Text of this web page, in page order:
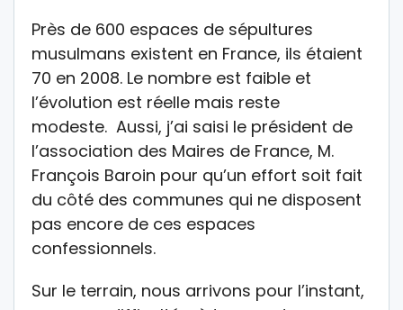
Près de 600 espaces de sépultures
musulmans existent en France, ils étaient
70 en 2008. Le nombre est faible et
l’évolution est réelle mais reste
modeste. Aussi, j’ai saisi le président de
l’association des Maires de France, M.
François Baroin pour qu’un effort soit fait
du côté des communes qui ne disposent
pas encore de ces espaces
confessionnels.
Sur le terrain, nous arrivons pour l’instant,